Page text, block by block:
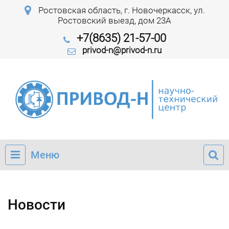
Ростовская область, г. Новочеркасск, ул.
Ростовский выезд, дом 23А
+7(8635) 21-57-00
privod-n@privod-n.ru
Меню
Новости